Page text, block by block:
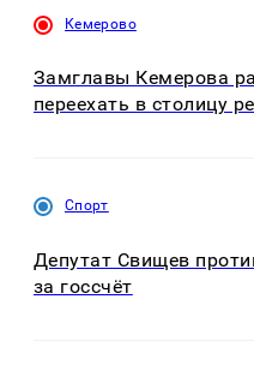
Кемерово
Замглавы Кемерова
переехать в столицу
Спорт
Депутат Свищев
за госсчёт